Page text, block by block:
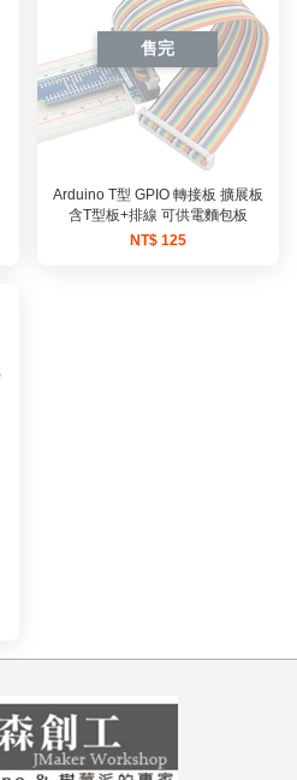
售完
Arduino T型 GPIO 轉接板 擴展板
含T型板+排線 可供電麵包板
NT$ 125